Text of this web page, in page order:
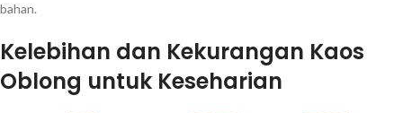
bahan.
Kelebihan dan Kekurangan Kaos
Oblong untuk Keseharian